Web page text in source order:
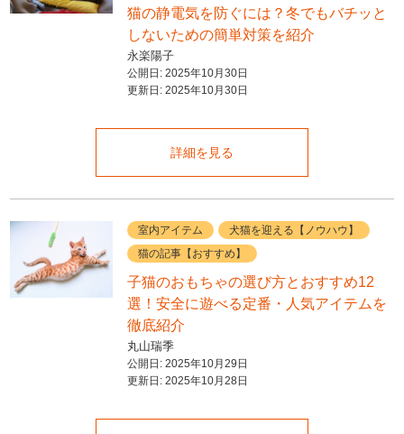
猫の静電気を防ぐには？冬でもバチッと
しないための簡単対策を紹介
永楽陽子
公開日: 2025年10月30日
更新日: 2025年10月30日
詳細を見る
室内アイテム
犬猫を迎える【ノウハウ】
猫の記事【おすすめ】
子猫のおもちゃの選び方とおすすめ12
選！安全に遊べる定番・人気アイテムを
徹底紹介
丸山瑞季
公開日: 2025年10月29日
更新日: 2025年10月28日